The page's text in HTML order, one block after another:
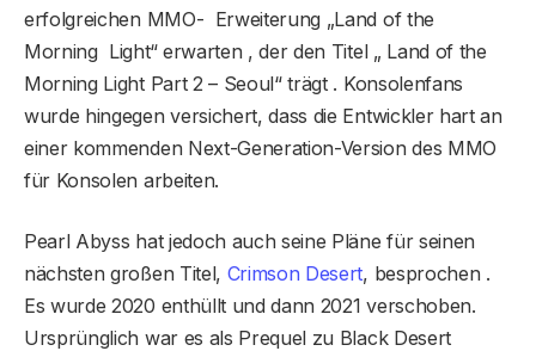
erfolgreichen MMO- Erweiterung „Land of the
Morning Light“ erwarten , der den Titel „ Land of the
Morning Light Part 2 – Seoul“ trägt . Konsolenfans
wurde hingegen versichert, dass die Entwickler hart an
einer kommenden Next-Generation-Version des MMO
für Konsolen arbeiten.
Pearl Abyss hat jedoch auch seine Pläne für seinen
nächsten großen Titel, Crimson Desert, besprochen .
Es wurde 2020 enthüllt und dann 2021 verschoben.
Ursprünglich war es als Prequel zu Black Desert